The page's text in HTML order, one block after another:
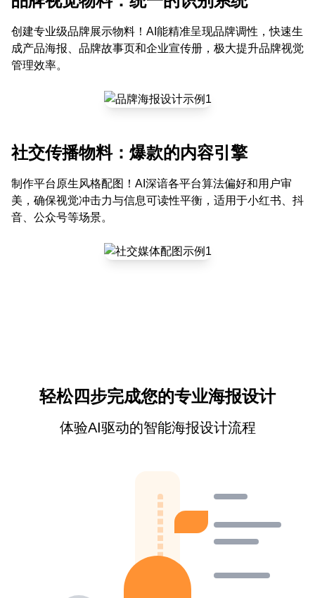
创建专业级品牌展示物料！AI能精准呈现品牌调性，快速生
成产品海报、品牌故事页和企业宣传册，极大提升品牌视觉
管理效率。
社交传播物料：爆款的内容引擎
制作平台原生风格配图！AI深谙各平台算法偏好和用户审
美，确保视觉冲击力与信息可读性平衡，适用于小红书、抖
音、公众号等场景。
轻松四步完成您的专业海报设计
体验AI驱动的智能海报设计流程